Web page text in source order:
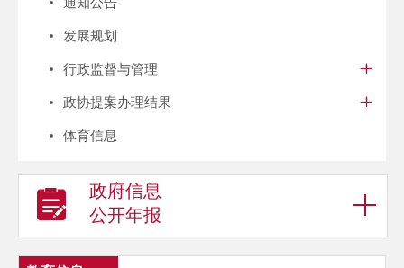
发展规划
行政监督与管理
政协提案办理结果
体育信息
政府信息
公开年报